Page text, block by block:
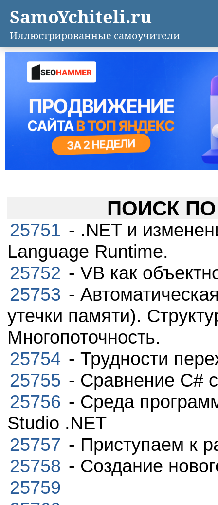
ПОИСК ПО
25751 - .NET и
Language Runtime.
25752 - VB как
25753 -
утечки памяти).
Многопоточность.
25754 - Трудности
25755 - Сравнение С#
25756 - Среда
Studio .NET
25757 - Приступаем к
25758 - Создание
25759
SamoYchiteli.ru
Иллюстрированные самоучители